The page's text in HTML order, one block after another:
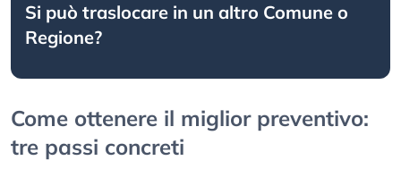
Si può traslocare in un altro Comune o
Regione?
Come ottenere il miglior preventivo:
tre passi concreti